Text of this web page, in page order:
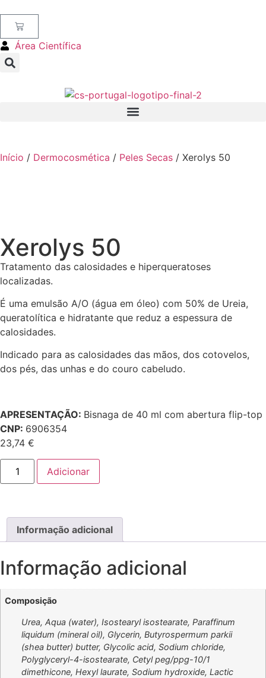
Área Científica
Início / Dermocosmética / Peles Secas / Xerolys 50
Xerolys 50
Tratamento das calosidades e hiperqueratoses
localizadas.
É uma emulsão A/O (água em óleo) com 50% de Ureia,
queratolítica e hidratante que reduz a espessura de
calosidades.
Indicado para as calosidades das mãos, dos cotovelos,
dos pés, das unhas e do couro cabeludo.
APRESENTAÇÃO: Bisnaga de 40 ml com abertura flip-top
CNP: 6906354
23,74 €
Adicionar
Informação adicional
Informação adicional
Composição
Urea, Aqua (water), Isostearyl isostearate, Paraffinum
liquidum (mineral oil), Glycerin, Butyrospermum parkii
(shea butter) butter, Glycolic acid, Sodium chloride,
Polyglyceryl-4-isostearate, Cetyl peg/ppg-10/1
dimethicone, Hexyl laurate, Sodium hydroxide, Lactic